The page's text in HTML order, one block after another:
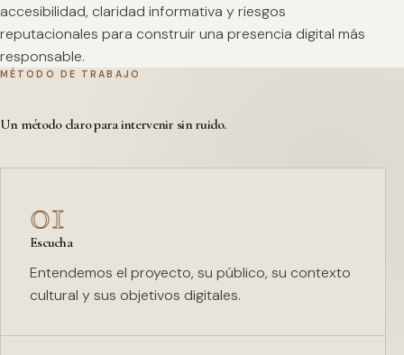
accesibilidad, claridad informativa y riesgos
reputacionales para construir una presencia digital más
responsable.
MÉTODO DE TRABAJO
Un método claro para intervenir sin ruido.
01
Escucha
Entendemos el proyecto, su público, su contexto
cultural y sus objetivos digitales.